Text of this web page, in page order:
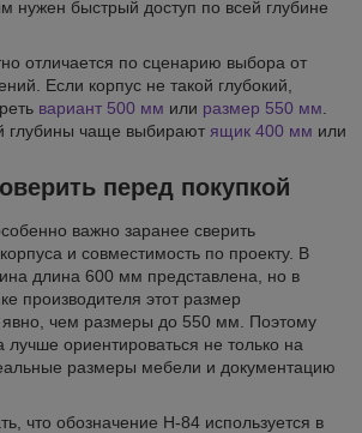
нужен быстрый доступ по всей глубине
отличается по сценарию выбора от
Если корпус не такой глубокий,
вариант 500 мм или размер 550 мм
глубины чаще выбирают ящик 400 мм или
перед покупкой
важно заранее сверить
и совместимость по проекту. В
длина 600 мм представлена, но в
производителя этот размер
чем размеры до 550 мм. Поэтому
лучше ориентироваться не только на
размеры мебели и документацию
что обозначение H-84 используется в